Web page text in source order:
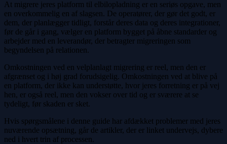
At migrere jeres platform til elbilopladning er en seriøs opgave, men
en overkommelig en af slagsen. De operatører, der gør det godt, er
dem, der planlægger tidligt, forstår deres data og deres integrationer,
før de går i gang, vælger en platform bygget på åbne standarder og
arbejder med en leverandør, der betragter migreringen som
begyndelsen på relationen.
Omkostningen ved en velplanlagt migrering er reel, men den er
afgrænset og i høj grad forudsigelig. Omkostningen ved at blive på
en platform, der ikke kan understøtte, hvor jeres forretning er på vej
hen, er også reel, men den vokser over tid og er sværere at se
tydeligt, før skaden er sket.
Hvis spørgsmålene i denne guide har afdækket problemer med jeres
nuværende opsætning, går de artikler, der er linket undervejs, dybere
ned i hvert trin af processen.